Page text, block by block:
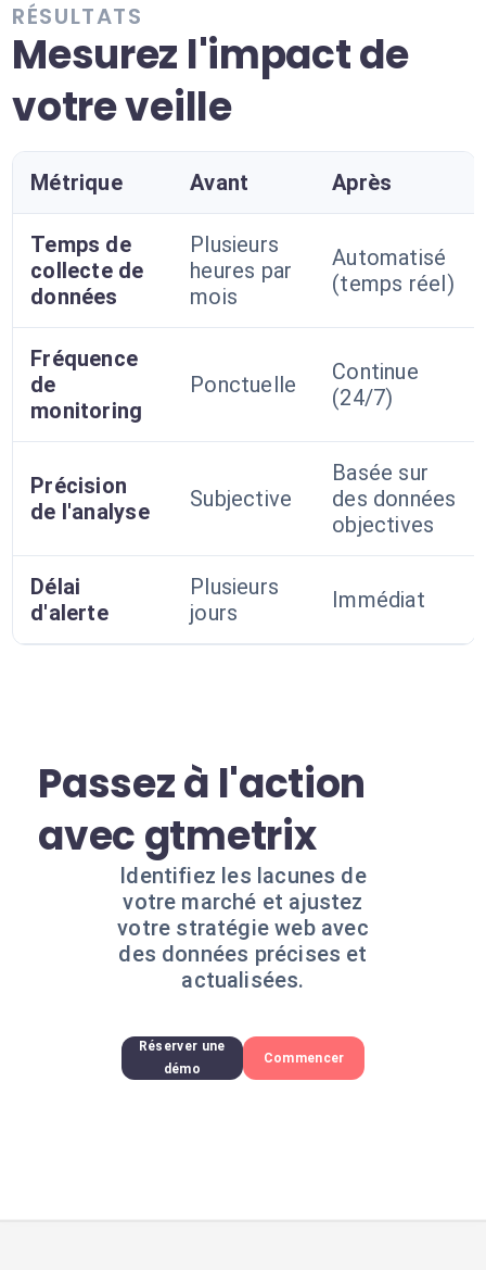
RÉSULTATS
Mesurez l'impact de
votre veille
Métrique Avant Après
Temps de
collecte de
données
Plusieurs
heures par
mois
Automatisé
(temps réel)
Fréquence
de
monitoring
Ponctuelle
Continue
(24/7)
Précision
de l'analyse
Subjective
Basée sur
des données
objectives
Délai
d'alerte
Plusieurs
jours
Immédiat
Passez à l'action
avec gtmetrix
Identifiez les lacunes de
votre marché et ajustez
votre stratégie web avec
des données précises et
actualisées.
Réserver une
démo
Commencer